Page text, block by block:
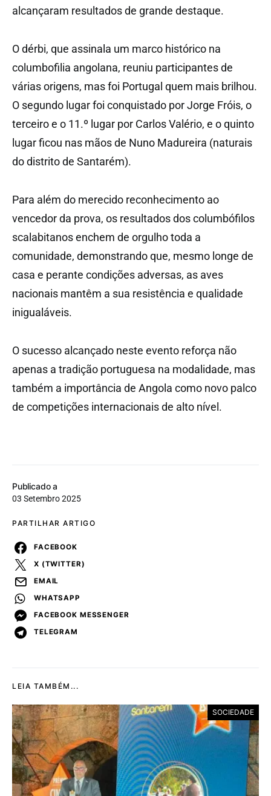
Publicado a
03 Setembro 2025
PARTILHAR ARTIGO
FACEBOOK
X (TWITTER)
EMAIL
WHATSAPP
FACEBOOK MESSENGER
TELEGRAM
alcançaram resultados de grande destaque.
O dérbi, que assinala um marco histórico na
columbofilia angolana, reuniu participantes de
várias origens, mas foi Portugal quem mais brilhou.
O segundo lugar foi conquistado por Jorge Fróis, o
terceiro e o 11.º lugar por Carlos Valério, e o quinto
lugar ficou nas mãos de Nuno Madureira (naturais
do distrito de Santarém).
Para além do merecido reconhecimento ao
vencedor da prova, os resultados dos columbófilos
scalabitanos enchem de orgulho toda a
comunidade, demonstrando que, mesmo longe de
casa e perante condições adversas, as aves
nacionais mantêm a sua resistência e qualidade
inigualáveis.
O sucesso alcançado neste evento reforça não
apenas a tradição portuguesa na modalidade, mas
também a importância de Angola como novo palco
de competições internacionais de alto nível.
LEIA TAMBÉM...
SOCIEDADE